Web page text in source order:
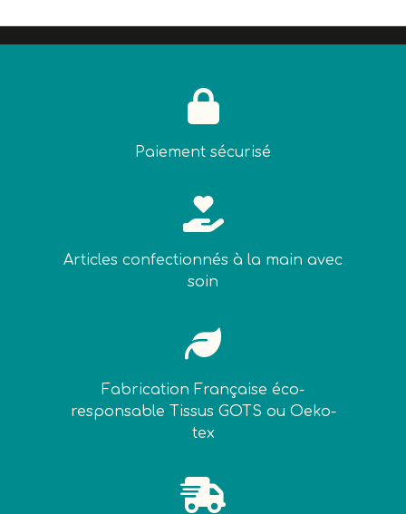

Paiement sécurisé

Articles confectionnés à la main avec
soin

Fabrication Française éco-
responsable Tissus GOTS ou Oeko-
tex
